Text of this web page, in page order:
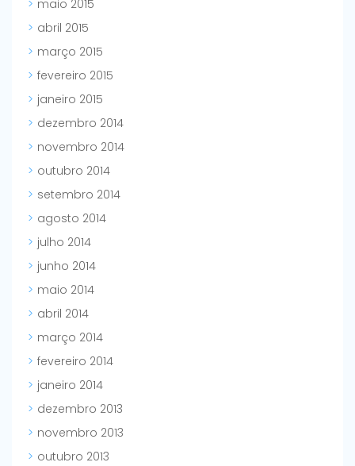
maio 2015
abril 2015
março 2015
fevereiro 2015
janeiro 2015
dezembro 2014
novembro 2014
outubro 2014
setembro 2014
agosto 2014
julho 2014
junho 2014
maio 2014
abril 2014
março 2014
fevereiro 2014
janeiro 2014
dezembro 2013
novembro 2013
outubro 2013